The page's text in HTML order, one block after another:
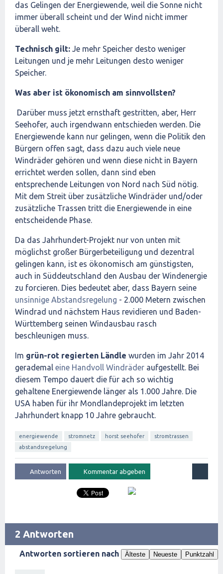
das Gelingen der Energiewende, weil die Sonne nicht
immer überall scheint und der Wind nicht immer
überall weht.
Technisch gilt: Je mehr Speicher desto weniger
Leitungen und je mehr Leitungen desto weniger
Speicher.
Was aber ist ökonomisch am sinnvollsten?
Darüber muss jetzt ernsthaft gestritten, aber, Herr
Seehofer, auch irgendwann entschieden werden. Die
Energiewende kann nur gelingen, wenn die Politik den
Bürgern offen sagt, dass dazu auch viele neue
Windräder gehören und wenn diese nicht in Bayern
errichtet werden sollen, dann sind eben
entsprechende Leitungen von Nord nach Süd nötig.
Mit dem Streit über zusätzliche Windräder und/oder
zusätzliche Trassen tritt die Energiewende in eine
entscheidende Phase.
Da das Jahrhundert-Projekt nur von unten mit
möglichst großer Bürgerbeteiligung und dezentral
gelingen kann, ist es ökonomisch am günstigsten,
auch in Süddeutschland den Ausbau der Windenergie
zu forcieren. Dies bedeutet aber, dass Bayern seine
unsinnige Abstandsregelung - 2.000 Metern zwischen
Windrad und nächstem Haus revidieren und Baden-
Württemberg seinen Windausbau rasch
beschleunigen muss.
Im grün-rot regierten Ländle wurden im Jahr 2014
gerademal eine Handvoll Windräder aufgestellt. Bei
diesem Tempo dauert die für ach so wichtig
gehaltene Energiewende länger als 1.000 Jahre. Die
USA haben für ihr Mondlandeprojekt im letzten
Jahrhundert knapp 10 Jahre gebraucht.
energiewende stromnetz horst seehofer
stromtrassen
abstandsregelung
2 Antworten
Antworten sortieren nach Älteste Neueste Punktzahl